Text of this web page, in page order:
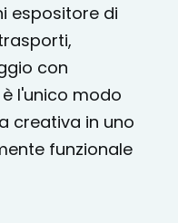
espositore di
con
l'unico modo
creativa in uno
funzionale